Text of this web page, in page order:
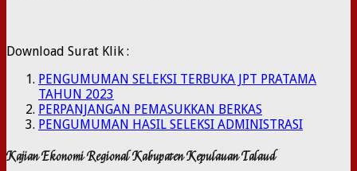
Download Surat Klik :
PENGUMUMAN SELEKSI TERBUKA JPT PRATAMA
TAHUN 2023
PERPANJANGAN PEMASUKKAN BERKAS
PENGUMUMAN HASIL SELEKSI ADMINISTRASI
Kajian Ekonomi Regional Kabupaten Kepulauan Talaud